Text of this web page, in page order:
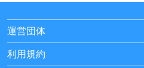
運営団体
利用規約